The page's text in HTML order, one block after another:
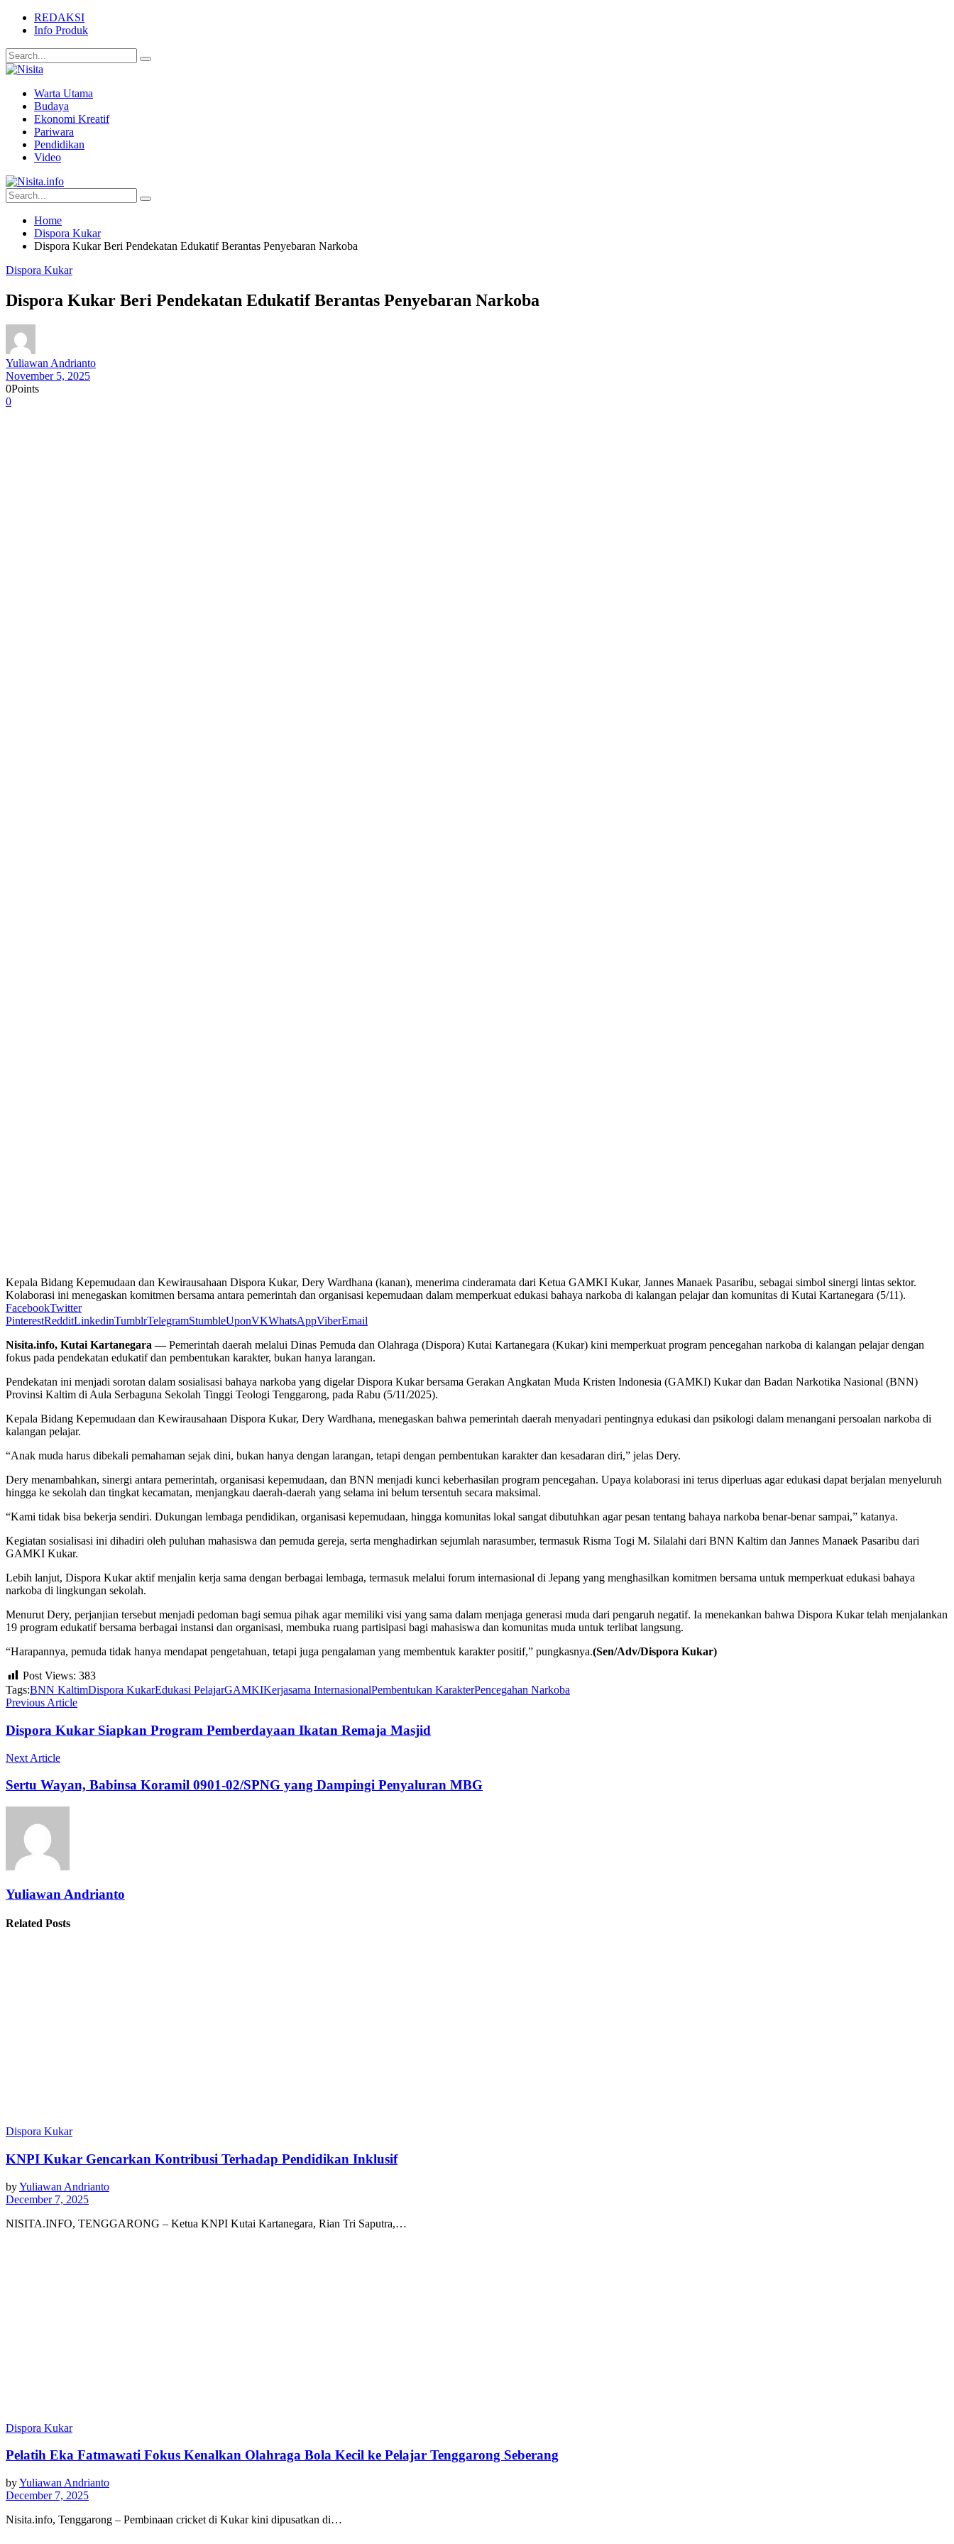
REDAKSI
Info Produk
Warta Utama
Budaya
Ekonomi Kreatif
Pariwara
Pendidikan
Video
Home
Dispora Kukar
Dispora Kukar Beri Pendekatan Edukatif Berantas Penyebaran Narkoba
Dispora Kukar
Dispora Kukar Beri Pendekatan Edukatif Berantas Penyebaran Narkoba
Yuliawan Andrianto
November 5, 2025
0Points
0
Kepala Bidang Kepemudaan dan Kewirausahaan Dispora Kukar, Dery Wardhana (kanan), menerima cinderamata dari Ketua GAMKI Kukar, Jannes Manaek Pasaribu, sebagai simbol sinergi lintas sektor.
Kolaborasi ini menegaskan komitmen bersama antara pemerintah dan organisasi kepemudaan dalam memperkuat edukasi bahaya narkoba di kalangan pelajar dan komunitas di Kutai Kartanegara (5/11).
FacebookTwitter
PinterestRedditLinkedinTumblrTelegramStumbleUponVKWhatsAppViberEmail
Nisita.info, Kutai Kartanegara —Pemerintah daerah melalui Dinas Pemuda dan Olahraga (Dispora) Kutai Kartanegara (Kukar) kini memperkuat program pencegahan narkoba di kalangan pelajar dengan
fokus pada pendekatan edukatif dan pembentukan karakter, bukan hanya larangan.
Pendekatan ini menjadi sorotan dalam sosialisasi bahaya narkoba yang digelar Dispora Kukar bersama Gerakan Angkatan Muda Kristen Indonesia (GAMKI) Kukar dan Badan Narkotika Nasional (BNN)
Provinsi Kaltim di Aula Serbaguna Sekolah Tinggi Teologi Tenggarong, pada Rabu (5/11/2025).
Kepala Bidang Kepemudaan dan Kewirausahaan Dispora Kukar, Dery Wardhana, menegaskan bahwa pemerintah daerah menyadari pentingnya edukasi dan psikologi dalam menangani persoalan narkoba di
kalangan pelajar.
“Anak muda harus dibekali pemahaman sejak dini, bukan hanya dengan larangan, tetapi dengan pembentukan karakter dan kesadaran diri,” jelas Dery.
Dery menambahkan, sinergi antara pemerintah, organisasi kepemudaan, dan BNN menjadi kunci keberhasilan program pencegahan. Upaya kolaborasi ini terus diperluas agar edukasi dapat berjalan menyeluruh
hingga ke sekolah dan tingkat kecamatan, menjangkau daerah-daerah yang selama ini belum tersentuh secara maksimal.
“Kami tidak bisa bekerja sendiri. Dukungan lembaga pendidikan, organisasi kepemudaan, hingga komunitas lokal sangat dibutuhkan agar pesan tentang bahaya narkoba benar-benar sampai,” katanya.
Kegiatan sosialisasi ini dihadiri oleh puluhan mahasiswa dan pemuda gereja, serta menghadirkan sejumlah narasumber, termasuk Risma Togi M. Silalahi dari BNN Kaltim dan Jannes Manaek Pasaribu dari
GAMKI Kukar.
Lebih lanjut, Dispora Kukar aktif menjalin kerja sama dengan berbagai lembaga, termasuk melalui forum internasional di Jepang yang menghasilkan komitmen bersama untuk memperkuat edukasi bahaya
narkoba di lingkungan sekolah.
Menurut Dery, perjanjian tersebut menjadi pedoman bagi semua pihak agar memiliki visi yang sama dalam menjaga generasi muda dari pengaruh negatif. Ia menekankan bahwa Dispora Kukar telah menjalankan
19 program edukatif bersama berbagai instansi dan organisasi, membuka ruang partisipasi bagi mahasiswa dan komunitas muda untuk terlibat langsung.
“Harapannya, pemuda tidak hanya mendapat pengetahuan, tetapi juga pengalaman yang membentuk karakter positif,” pungkasnya.(Sen/Adv/Dispora Kukar)
Post Views: 383
Tags:BNN KaltimDispora KukarEdukasi PelajarGAMKIKerjasama InternasionalPembentukan KarakterPencegahan Narkoba
Previous Article
Dispora Kukar Siapkan Program Pemberdayaan Ikatan Remaja Masjid
Next Article
Sertu Wayan, Babinsa Koramil 0901-02/SPNG yang Dampingi Penyaluran MBG
Yuliawan Andrianto
Related Posts
Dispora Kukar
KNPI Kukar Gencarkan Kontribusi Terhadap Pendidikan Inklusif
byYuliawan Andrianto
December 7, 2025
NISITA.INFO, TENGGARONG – Ketua KNPI Kutai Kartanegara, Rian Tri Saputra,…
Dispora Kukar
Pelatih Eka Fatmawati Fokus Kenalkan Olahraga Bola Kecil ke Pelajar Tenggarong Seberang
byYuliawan Andrianto
December 7, 2025
Nisita.info, Tenggarong – Pembinaan cricket di Kukar kini dipusatkan di…